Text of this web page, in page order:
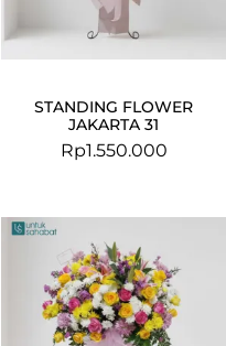
STANDING FLOWER
JAKARTA 31
Rp1.550.000